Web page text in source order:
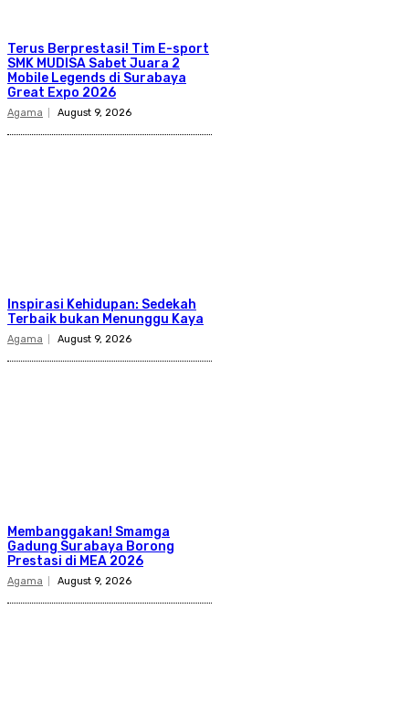
Terus Berprestasi! Tim E-sport
SMK MUDISA Sabet Juara 2
Mobile Legends di Surabaya
Great Expo 2026
Agama August 9, 2026
Inspirasi Kehidupan: Sedekah
Terbaik bukan Menunggu Kaya
Agama August 9, 2026
Membanggakan! Smamga
Gadung Surabaya Borong
Prestasi di MEA 2026
Agama August 9, 2026